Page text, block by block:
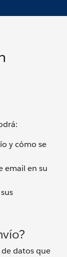
y cómo se
email en su
datos que